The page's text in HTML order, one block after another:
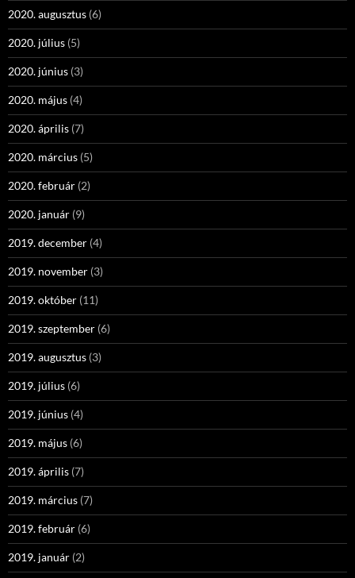
2020. augusztus (6)
2020. július (5)
2020. június (3)
2020. május (4)
2020. április (7)
2020. március (5)
2020. február (2)
2020. január (9)
2019. december (4)
2019. november (3)
2019. október (11)
2019. szeptember (6)
2019. augusztus (3)
2019. július (6)
2019. június (4)
2019. május (6)
2019. április (7)
2019. március (7)
2019. február (6)
2019. január (2)